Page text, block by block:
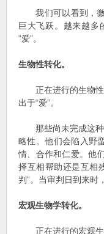
我们可以看到，微
巨大飞跃。越来越多
“爱”。
生物性转化。
正在进行的生物性
出于“爱”。
那些尚未完成这种
略性。他们会陷入野
情、合作和仁爱。他
择互相帮助还是互相
判”。当审判日到来时
宏观生物学转化。
正在进行的宏观生